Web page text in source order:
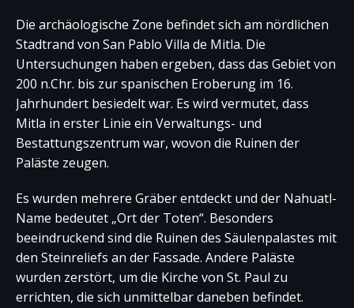
Die archäologische Zone befindet sich am nördlichen
Stadtrand von San Pablo Villa de Mitla. Die
Untersuchungen haben ergeben, dass das Gebiet von
200 n.Chr. bis zur spanischen Eroberung im 16.
Jahrhundert besiedelt war. Es wird vermutet, dass
Mitla in erster Linie ein Verwaltungs- und
Bestattungszentrum war, wovon die Ruinen der
Paläste zeugen.
Es wurden mehrere Gräber entdeckt und der Nahuatl-
Name bedeutet „Ort der Toten“. Besonders
beeindruckend sind die Ruinen des Säulenpalastes mit
den Steinreliefs an der Fassade. Andere Paläste
wurden zerstört, um die Kirche von St. Paul zu
errichten, die sich unmittelbar daneben befindet.